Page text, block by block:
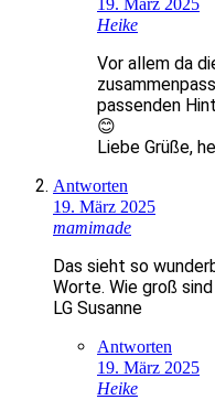
19. März 2025
Heike
Vor allem da
passenden
😊
Liebe Grüße,
Antworten
19. März 2025
mamimade
Das sieht so
Worte. Wie groß
LG Susanne
Antworten
19. März 2025
Heike